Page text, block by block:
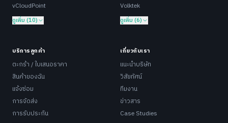
vCloudPoint
ดูเพิ่ม (10)
Volktek
ดูเพิ่ม (6)
บริการลูกค้า
ตะกร้า / ใบเสนอราคา
สินค้าของฉัน
แจ้งซ่อม
การจัดส่ง
การรับประกัน
เกี่ยวกับเรา
แนะนำบริษัท
วิสัยทัศน์
ทีมงาน
ข่าวสาร
Case Studies